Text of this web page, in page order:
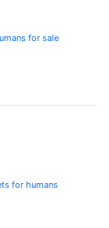
for sale
for humans